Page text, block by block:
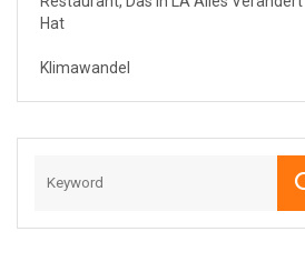
Hat
Klimawandel